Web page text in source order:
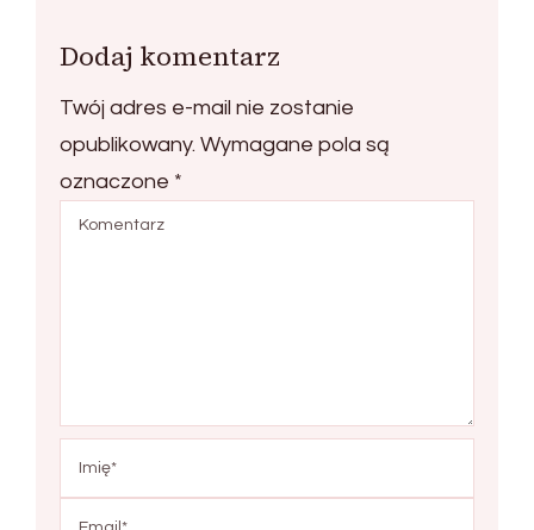
Dodaj komentarz
Twój adres e-mail nie zostanie
opublikowany. Wymagane pola są
oznaczone *